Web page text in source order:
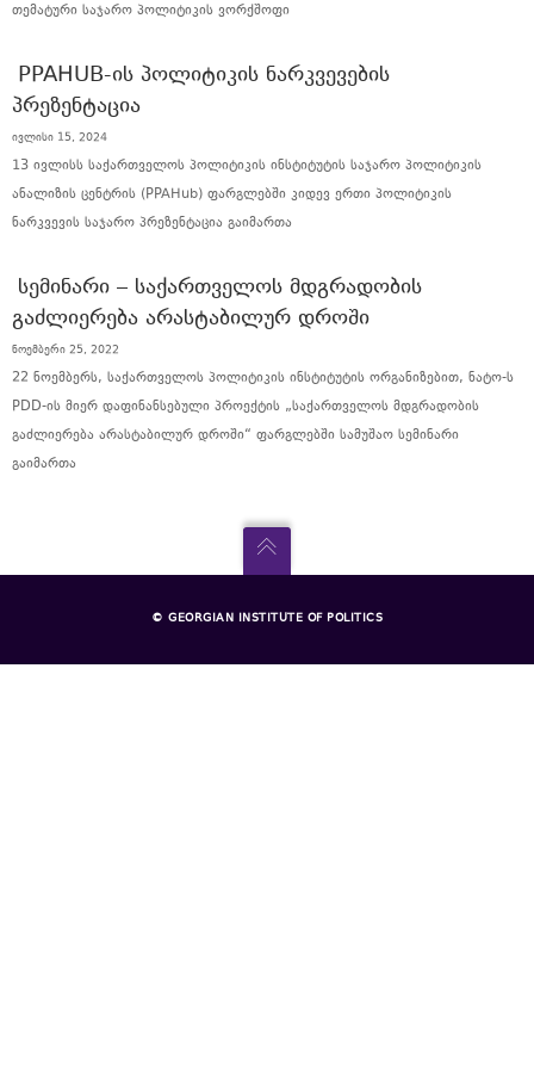
თემატური საჯარო პოლიტიკის ვორქშოფი
PPAHUB-ᲘᲡ ᲞᲝᲚᲘᲢᲘᲙᲘᲡ ᲜᲐᲠᲙᲕᲔᲕᲔᲑᲘᲡ
ᲞᲠᲔᲖᲔᲜᲢᲐᲪᲘᲐ
ივლისი 15, 2024
13 ივლისს საქართველოს პოლიტიკის ინსტიტუტის საჯარო პოლიტიკის
ანალიზის ცენტრის (PPAHub) ფარგლებში კიდევ ერთი პოლიტიკის
ნარკვევის საჯარო პრეზენტაცია გაიმართა
ᲡᲔᲛᲘᲜᲐᲠᲘ – ᲡᲐᲥᲐᲠᲗᲕᲔᲚᲝᲡ ᲛᲓᲒᲠᲐᲓᲝᲑᲘᲡ
ᲒᲐᲫᲚᲘᲔᲠᲔᲑᲐ ᲐᲠᲐᲡᲢᲐᲑᲘᲚᲣᲠ ᲓᲠᲝᲨᲘ
ნოემბერი 25, 2022
22 ნოემბერს, საქართველოს პოლიტიკის ინსტიტუტის ორგანიზებით, ნატო-ს
PDD-ის მიერ დაფინანსებული პროექტის „საქართველოს მდგრადობის
გაძლიერება არასტაბილურ დროში“ ფარგლებში სამუშაო სემინარი
გაიმართა
© GEORGIAN INSTITUTE OF POLITICS